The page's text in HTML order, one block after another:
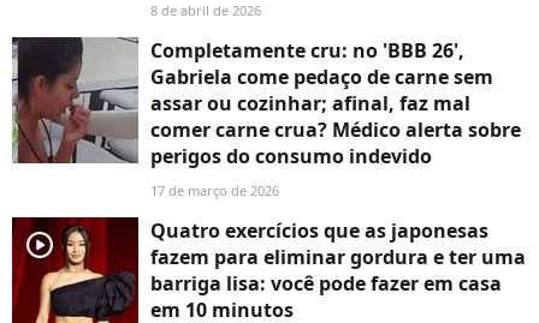
8 de abril de 2026
Completamente cru: no 'BBB 26',
Gabriela come pedaço de carne sem
assar ou cozinhar; afinal, faz mal
comer carne crua? Médico alerta sobre
perigos do consumo indevido
17 de março de 2026
player2
Quatro exercícios que as japonesas
fazem para eliminar gordura e ter uma
barriga lisa: você pode fazer em casa
em 10 minutos